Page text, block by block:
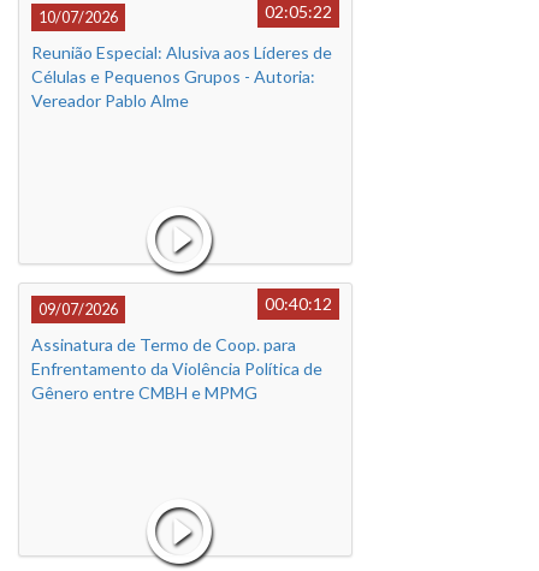
10/07/2026
02:05:22
Reunião Especial: Alusiva aos Líderes de
Células e Pequenos Grupos - Autoria:
Vereador Pablo Alme
09/07/2026
00:40:12
Assinatura de Termo de Coop. para
Enfrentamento da Violência Política de
Gênero entre CMBH e MPMG